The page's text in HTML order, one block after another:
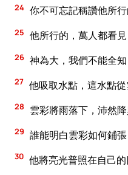
24 你不可忘記稱讚他所
25 他所行的，萬人都看見
26 神為大，我們不能全知
27 他吸取水點，這水點從
28 雲彩將雨落下，沛然降
29 誰能明白雲彩如何鋪
30 他將亮光普照在自己的